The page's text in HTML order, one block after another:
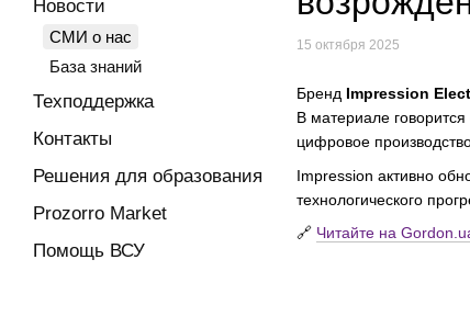
15 октября 2025
Бренд Impression
В материале
цифровое
Impression активно
технологического
🔗 Читайте на
Новости
СМИ о нас
База знаний
Техподдержка
Контакты
Решения для образования
Prozorro Market
Помощь ВСУ